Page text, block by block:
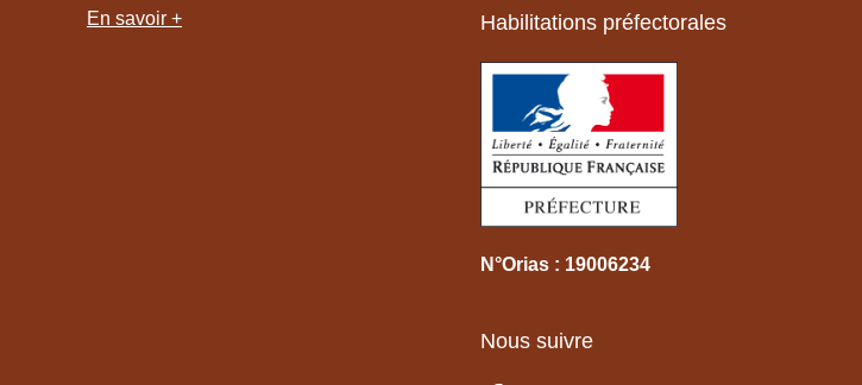
En savoir +
Habilitations préfectorales
N°Orias : 19006234
Nous suivre